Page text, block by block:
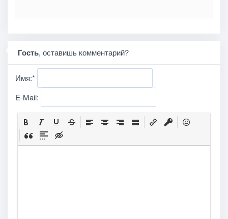
Гость, оставишь комментарий?
Имя:*
E-Mail: